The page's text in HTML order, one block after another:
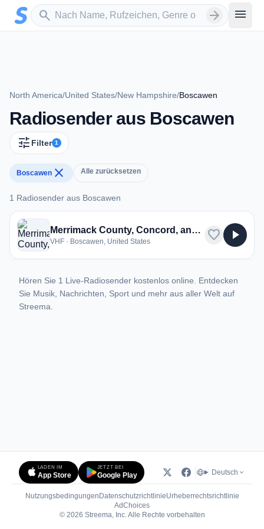
Zum Hauptinhalt springen
search
Sender suchen arrow_forward menu
North America/United States/New Hampshire/Boscawen
Radiosender aus Boscawen
tune Filter 1
Boscawen close Alle zurücksetzen
1 Radiosender aus Boscawen
1 Radiosender aus Boscawen
Merrimack County, Concord, and Hooksett Police, CAFMA Fire
VHF · Boscawen, United States favorite play_arrow
Hören Sie 1 Live-Radiosender kostenlos online. Entdecken
Sie Musik, Nachrichten, Sport und mehr aus aller Welt auf
Streema.
LADEN IM
App Store
JETZT BEI
Google Play Deutsch
Nutzungsbedingungen DatenschutzrichtlinieUrheberrechtsrichtlinie
AdChoices(öffnet in neuem Tab)
© 2026 Streema, Inc. Alle Rechte vorbehalten